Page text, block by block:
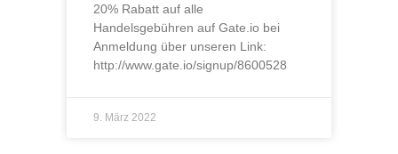
20% Rabatt auf alle
Handelsgebühren auf Gate.io bei
Anmeldung über unseren Link:
http://www.gate.io/signup/8600528
9. März 2022